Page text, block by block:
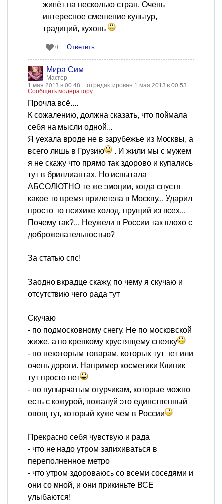
живёт на несколько стран. Очень
интересное смешение культур,
традиций, кухонь
0 Ответить
Мира Сим
Мастер
1 мая 2013 в 00:48
отредактирован 1 мая 2013 в 00:53
Сообщить модератору
Прочла всё....
К сожалению, должна сказать, что поймала
себя на мысли одной...
Я уехала вроде не в зарубежье из Москвы, а
всего лишь в Грузию
. И жили мы с мужем
я не скажу что прямо так здорово и купались
тут в бриллиантах. Но испытала
АБСОЛЮТНО те же эмоции, когда спустя
какое то время прилетела в Москву... Ударил
просто по психике холод, прущий из всех...
Почему так?... Неужели в России так плохо с
доброжелательностью?
За статью спс!
Заодно вкрадце скажу, по чему я скучаю и
отсутствию чего рада тут
Скучаю
- по подмосковному снегу. Не по московской
жиже, а по крепкому хрустящему снежку
- по некоторым товарам, которых тут нет или
очень дороги. Например косметики Клиник
тут просто нет
- по пупырчатым огурчикам, которые можно
есть с кожурой, пожалуй это единственный
овощ тут, который хуже чем в России
Прекрасно себя чувствую и рада
- что не надо утром запихиваться в
переполненное метро
- что утром здороваюсь со всеми соседями и
они со мной, и они прикиньте ВСЕ
улыбаются!